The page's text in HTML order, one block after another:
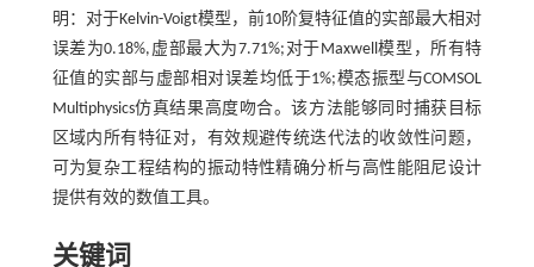
明：对于Kelvin-Voigt模型，前10阶复特征值的实部最大相对
误差为0.18%,虚部最大为7.71%;对于Maxwell模型，所有特
征值的实部与虚部相对误差均低于1%;模态振型与COMSOL
Multiphysics仿真结果高度吻合。该方法能够同时捕获目标
区域内所有特征对，有效规避传统迭代法的收敛性问题，
可为复杂工程结构的振动特性精确分析与高性能阻尼设计
提供有效的数值工具。
关键词